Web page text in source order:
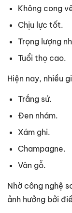
Không cong
Chịu lực tốt.
Trọng lượng
Tuổi thọ cao.
Hiện nay, nhiều
Trắng sứ.
Đen nhám.
Xám ghi.
Champagne.
Vân gỗ.
Nhờ công nghệ
ảnh hưởng bởi